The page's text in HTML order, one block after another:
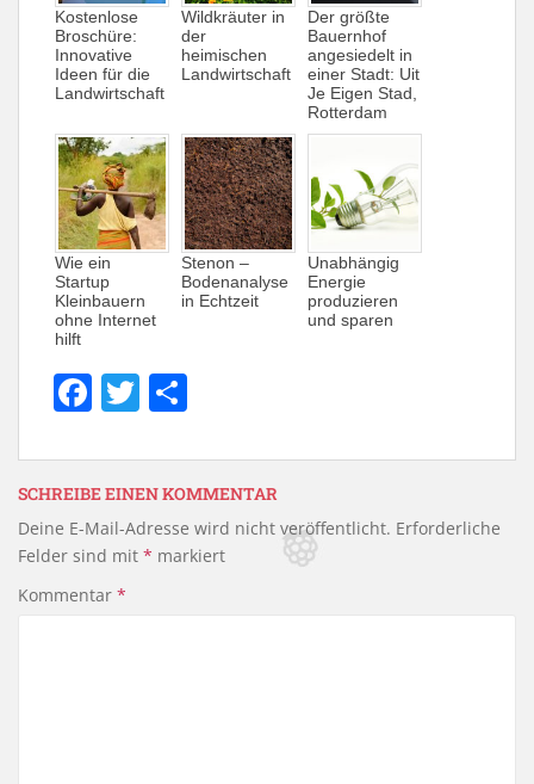
Kostenlose
Broschüre:
Innovative
Ideen für die
Landwirtschaft
Wildkräuter in
der
heimischen
Landwirtschaft
Der größte
Bauernhof
angesiedelt in
einer Stadt: Uit
Je Eigen Stad,
Rotterdam
Wie ein
Startup
Kleinbauern
ohne Internet
hilft
Stenon –
Bodenanalyse
in Echtzeit
Unabhängig
Energie
produzieren
und sparen
F
c
e
b
o
T
itt
er
le
n
SCHREIBE EINEN KOMMENTAR
Deine E-Mail-Adresse wird nicht veröffentlicht. Erforderliche
Felder sind mit * markiert
Kommentar *